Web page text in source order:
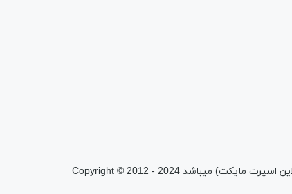
تمامی حقوق اين وب‌سايت متعلق به شرکت پیشتازان آروین نیتا (فروشگاه آنلاین اسپرت مایکت) میباشد Copyright © 2012 - 2024